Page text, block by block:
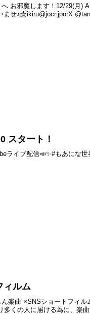
お邪魔します！12/29(月)
せ♪📩ikiru@jocr.jporX
スタート！
ライブ配信📣✨#もあにな
ィルム
楽曲 ×SNSショートフィ
くの人に届ける為に、楽